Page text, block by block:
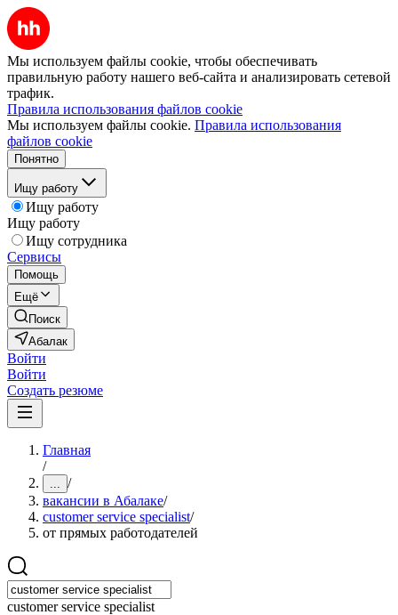
Мы используем файлы cookie, чтобы обеспечивать
правильную работу нашего веб-сайта и анализировать сетевой
трафик.
Правила использования файлов cookie
Мы используем файлы cookie. Правила использования
файлов cookie
Понятно
Ищу работу
Ищу работу
Ищу работу
Ищу сотрудника
Сервисы
Помощь
Ещё
Поиск
Абалак
Войти
Войти
Создать резюме
Главная
/
... /
вакансии в Абалаке/
customer service specialist/
от прямых работодателей
customer service specialist